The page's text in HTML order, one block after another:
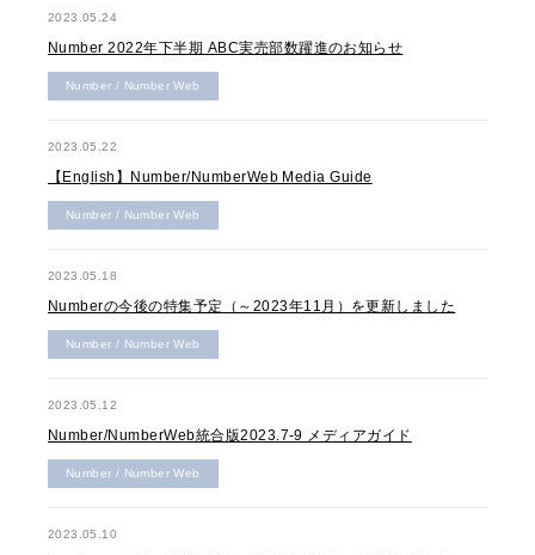
2023.05.24
Number 2022年下半期 ABC実売部数躍進のお知らせ
Number / Number Web
2023.05.22
【English】Number/NumberWeb Media Guide
Number / Number Web
2023.05.18
Numberの今後の特集予定（～2023年11月）を更新しました
Number / Number Web
2023.05.12
Number/NumberWeb統合版2023.7-9 メディアガイド
Number / Number Web
2023.05.10